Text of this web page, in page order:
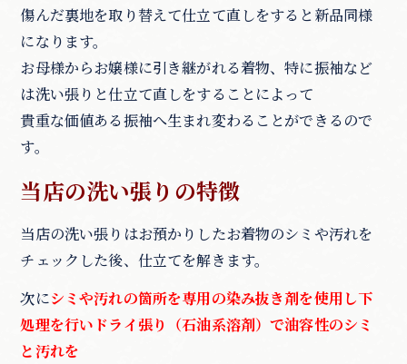
傷んだ裏地を取り替えて仕立て直しをすると新品同様
になります。
お母様からお嬢様に引き継がれる着物、特に振袖など
は洗い張りと仕立て直しをすることによって
貴重な価値ある振袖へ生まれ変わることができるので
す。
当店の洗い張りの特徴
当店の洗い張りはお預かりしたお着物のシミや汚れを
チェックした後、仕立てを解きます。
次にシミや汚れの箇所を専用の染み抜き剤を使用し下
処理を行いドライ張り（石油系溶剤）で油容性のシミ
と汚れを